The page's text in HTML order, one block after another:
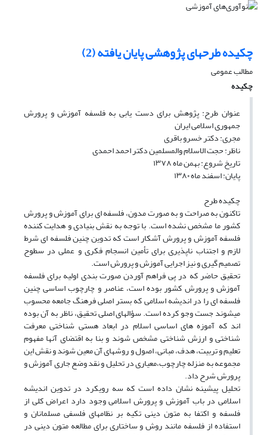
چکیده طرحهای پژوهشی پایان یافته (2)
مطالب عمومی
چکیده
عنوان طرح: پژوهش برای دست یابی به فلسفه آموزش و پرورش
جمهوری اسلامی ایران
مجری: دکتر خسرو باقری
ناظر: حجت الاسلام والمسلمین دکتر احمد احمدی
تاریخ شروع: بهمن ماه ۱۳۷۸
پایان: اسفند ماه ۱۳۸۰
چکیده طرح
تاکنون به صراحت و به صورت مدون، فلسفه ای برای آموزش و پرورش
کشور ما مشخص نشده است. با توجه به نقش بنیادی و هدایت کننده
فلسفه آموزش و پرورش آشکار است که تدوین چنین فلسفه ای شرط
لازم و اجتناب ناپذیری برای تأمین انسجام فکری و عملی در سطوح
تصمیم گیری و نیز اجرایی آموزش و پرورش است.
تحقیق حاضر که در پی فراهم آوردن صورت بندی اولیه برای فلسفه
آموزش و پرورش کشور بوده است، عناصر و چارچوب اساسی چنین
فلسفه ای را در اندیشه اسلامی که بستر اصلی فرهنگ جامعه محسوب
میشوند جست وجو کرده است. سؤالهای اصلی تحقیق، ناظر به آن بوده
اند که آموزه های اساسی اسلام در ابعاد هستی شناختی معرفت
شناختی و ارزش شناختی مشخص شوند و بنا به اقتضای آنها مفهوم
تعلیم و تربیت، هدف، مبانی، اصول و روشهای آن معین شوند و نقش این
مجموعه به منزله چارچوب،معیاری در تحلیل و نقد وضع جاری آموزش و
پرورش شرح داد.
تحلیل پیشینه نشان داده است که سه رویکرد در تدوین اندیشه
اسلامی در باب آموزش و پرورش اسلامی وجود دارد اعراض کلی از
فلسفه و اکتفا به متون دینی تکیه بر نظامهای فلسفی مسلمانان و
استفاده از فلسفه مانند روش و ساختاری برای مطالعه متون دینی در